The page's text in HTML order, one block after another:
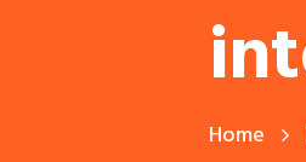
Home